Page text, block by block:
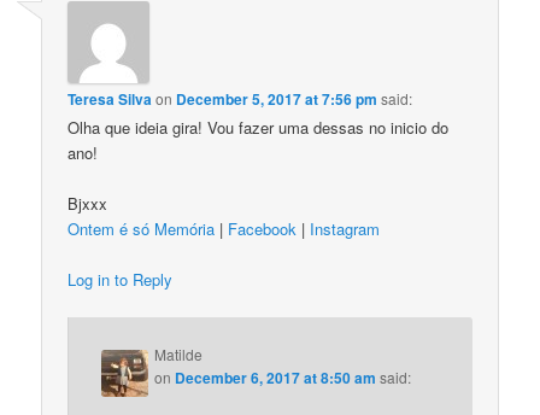
Teresa Silvaon December 5, 2017 at 7:56 pm said:
Olha que ideia gira! Vou fazer uma dessas no inicio do
ano!
Bjxxx
Ontem é só Memória | Facebook | Instagram
Log in to Reply
Matilde
on December 6, 2017 at 8:50 am said: